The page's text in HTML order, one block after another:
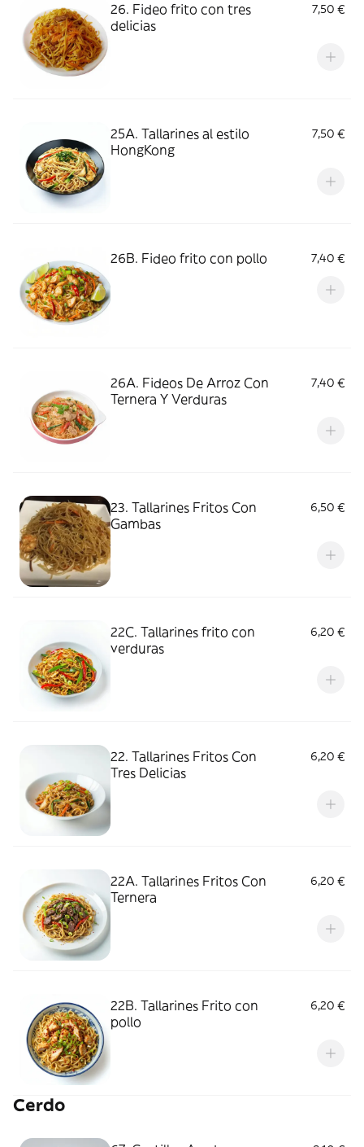
26. Fideo frito con tres
delicias
7,50 €
25A. Tallarines al estilo
HongKong
7,50 €
26B. Fideo frito con pollo 7,40 €
26A. Fideos De Arroz Con
Ternera Y Verduras
7,40 €
23. Tallarines Fritos Con
Gambas
6,50 €
22C. Tallarines frito con
verduras
6,20 €
22. Tallarines Fritos Con
Tres Delicias
6,20 €
22A. Tallarines Fritos Con
Ternera
6,20 €
22B. Tallarines Frito con
pollo
6,20 €
Cerdo